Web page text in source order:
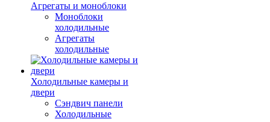
Агрегаты и моноблоки
Моноблоки
холодильные
Агрегаты
холодильные
Холодильные камеры и
двери
Сэндвич панели
Холодильные